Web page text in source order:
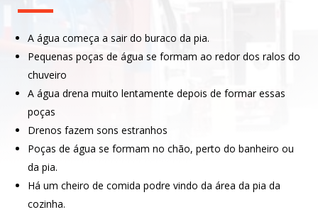
A água começa a sair do buraco da pia.
Pequenas poças de água se formam ao redor dos ralos do
chuveiro
A água drena muito lentamente depois de formar essas
poças
Drenos fazem sons estranhos
Poças de água se formam no chão, perto do banheiro ou
da pia.
Há um cheiro de comida podre vindo da área da pia da
cozinha.